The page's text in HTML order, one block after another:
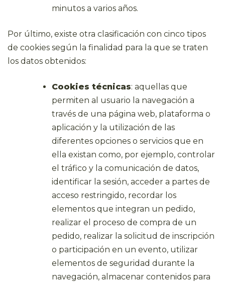
minutos a varios años.
Por último, existe otra clasificación con cinco tipos
de cookies según la finalidad para la que se traten
los datos obtenidos:
Cookies técnicas: aquellas que
permiten al usuario la navegación a
través de una página web, plataforma o
aplicación y la utilización de las
diferentes opciones o servicios que en
ella existan como, por ejemplo, controlar
el tráfico y la comunicación de datos,
identificar la sesión, acceder a partes de
acceso restringido, recordar los
elementos que integran un pedido,
realizar el proceso de compra de un
pedido, realizar la solicitud de inscripción
o participación en un evento, utilizar
elementos de seguridad durante la
navegación, almacenar contenidos para